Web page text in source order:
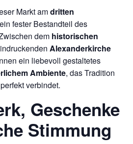
Markt amdritten
ein fester Bestandteil des
dem historischen
Alexanderkirche
ein liebevoll gestaltetes
Ambiente, das Tradition
verbindet.
Geschenke
Stimmung